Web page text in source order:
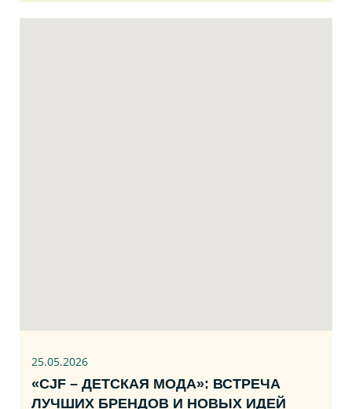
25.05.2026
«CJF – ДЕТСКАЯ МОДА»: ВСТРЕЧА
ЛУЧШИХ БРЕНДОВ И НОВЫХ ИДЕЙ